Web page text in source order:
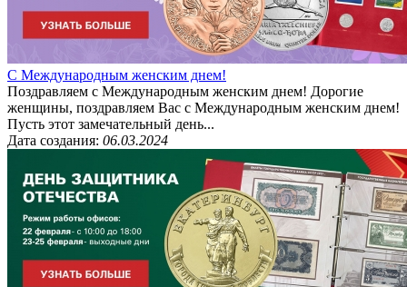
С Международным женским днем!
Поздравляем с Международным женским днем! Дорогие
женщины, поздравляем Вас с Международным женским днем!
Пусть этот замечательный день...
Дата создания: 06.03.2024